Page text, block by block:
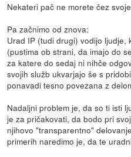
Nekateri pač ne morete čez
Pa začnimo od znova:
Urad IP (tudi drugi) vodijo ljudje,
(pustima ob strani, da imajo do
za katere do sedaj ni nihče
svojih služb ukvarjajo še s
ponavadi tesno povezana z
Nadaljni problem je, da so ti isti
je za pričakovati, da bodo pri
njihovo "transparentno"
primerih naredimo je, da te